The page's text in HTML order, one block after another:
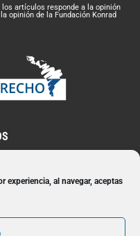
experiencia, al navegar, aceptas
los artículos responde a la opinión
opinión de la Fundación Konrad